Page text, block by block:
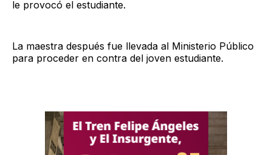
le provocó el estudiante.
La maestra después fue llevada al Ministerio Público
para proceder en contra del joven estudiante.